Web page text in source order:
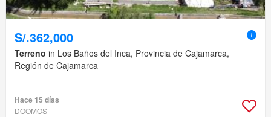
S/.362,000
Terreno in Los Baños del Inca, Provincia de Cajamarca,
Región de Cajamarca
Hace 15 días
DOOMOS